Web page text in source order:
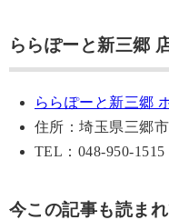
ららぽーと新三郷
ららぽーと新三郷
住所：埼玉県三郷
TEL：048-950-1515
今この記事も読ま